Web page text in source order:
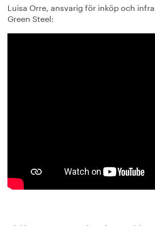
Luisa Orre, ansvarig för inköp och
Green Steel: